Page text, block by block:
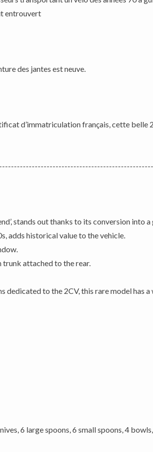
entrouvert
des jantes est neuve.
d’immatriculation français, cette
stands out thanks to its conversion into
adds historical value to the vehicle.
trunk attached to the rear.
to the 2CV, this rare model has a
6 large spoons, 6 small spoons, 4